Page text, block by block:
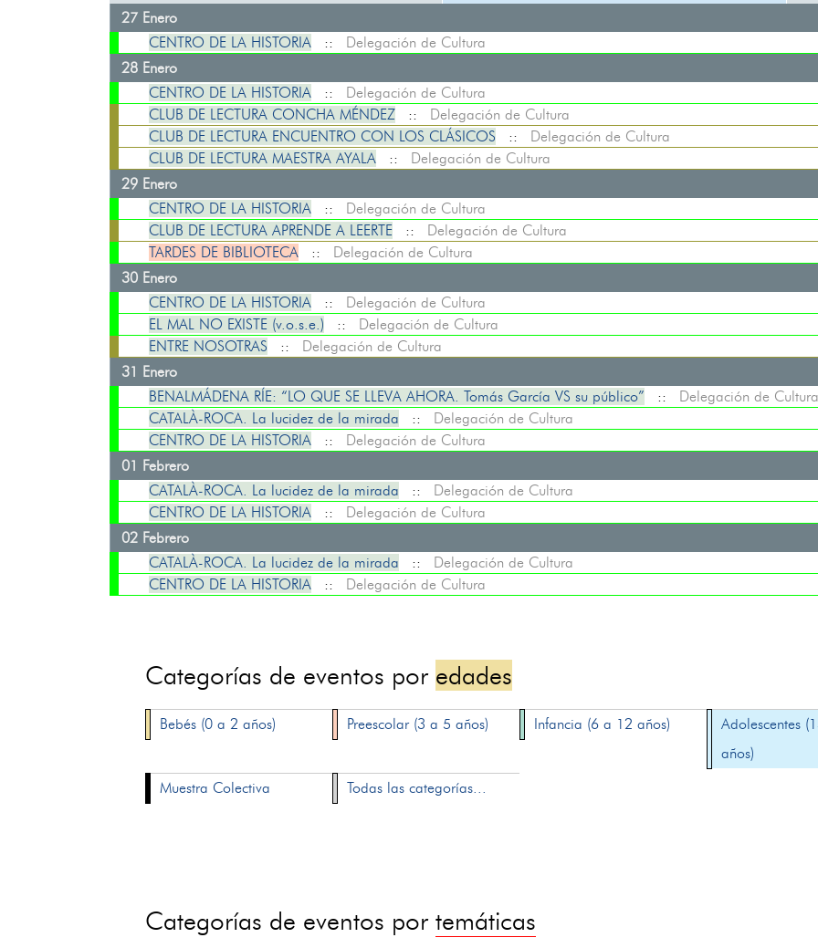
27 Enero
CENTRO DE LA HISTORIA:: Delegación de Cultura
28 Enero
CENTRO DE LA HISTORIA:: Delegación de Cultura
CLUB DE LECTURA CONCHA MÉNDEZ:: Delegación de Cultura
CLUB DE LECTURA ENCUENTRO CON LOS CLÁSICOS :: Delegación de Cultura
CLUB DE LECTURA MAESTRA AYALA:: Delegación de Cultura
29 Enero
CENTRO DE LA HISTORIA:: Delegación de Cultura
CLUB DE LECTURA APRENDE A LEERTE :: Delegación de Cultura
TARDES DE BIBLIOTECA:: Delegación de Cultura
30 Enero
CENTRO DE LA HISTORIA:: Delegación de Cultura
EL MAL NO EXISTE (v.o.s.e.) :: Delegación de Cultura
ENTRE NOSOTRAS :: Delegación de Cultura
31 Enero
BENALMÁDENA RÍE: “LO QUE SE LLEVA AHORA. Tomás García VS su público” :: Delegación de Cultura
CATALÀ-ROCA. La lucidez de la mirada :: Delegación de Cultura
CENTRO DE LA HISTORIA:: Delegación de Cultura
01 Febrero
CATALÀ-ROCA. La lucidez de la mirada :: Delegación de Cultura
CENTRO DE LA HISTORIA:: Delegación de Cultura
02 Febrero
CATALÀ-ROCA. La lucidez de la mirada :: Delegación de Cultura
CENTRO DE LA HISTORIA:: Delegación de Cultura
Categorías de eventos por edades
Bebés (0 a 2 años) Preescolar (3 a 5 años) Infancia (6 a 12 años)
Adolescentes
años)
Muestra Colectiva
Todas las categorías...
Categorías de eventos portemáticas